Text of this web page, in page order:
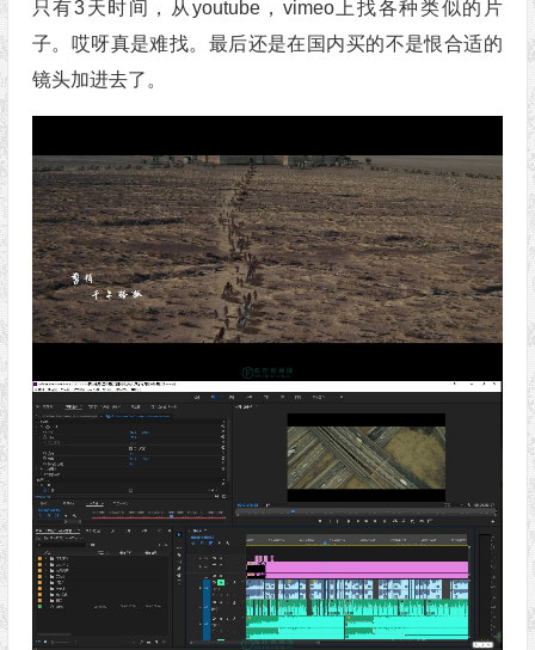
只有3天时间，从youtube，vimeo上找各种类似的片
子。哎呀真是难找。最后还是在国内买的不是恨合适的
镜头加进去了。